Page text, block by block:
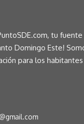
tu
Domingo Este!
para los